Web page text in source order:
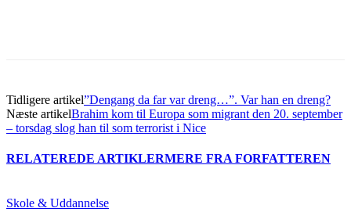
Tidligere artikel”Dengang da far var dreng…”. Var han en dreng?
Næste artikelBrahim kom til Europa som migrant den 20. september
– torsdag slog han til som terrorist i Nice
RELATEREDE ARTIKLERMERE FRA FORFATTEREN
Skole & Uddannelse